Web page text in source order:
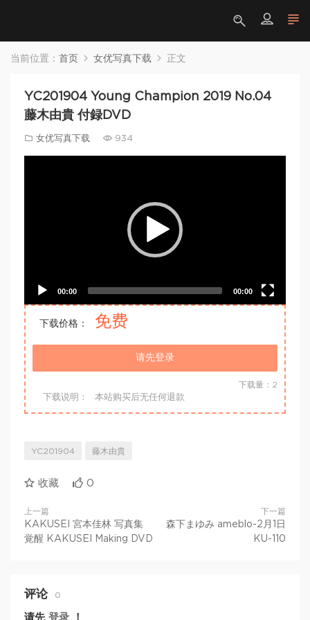
当前位置： 首页 女优写真下载 正文
YC201904 Young Champion 2019 No.04
藤木由貴 付録DVD
女优写真下载 934
00:00 00:00
下载价格： 免费
请先登录
下载量：2
下载说明： 本站购买后无任何退款
YC201904 藤木由貴
收藏 0
上一篇
KAKUSEI 宮本佳林 写真集
覚醒 KAKUSEI Making DVD
下一篇
森下まゆみ ameblo-2月1日
KU-110
评论 0
请先 登录 ！